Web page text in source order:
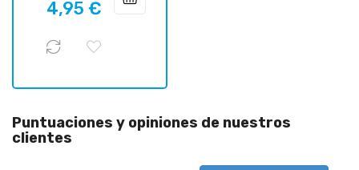
regular
4,95 €
Puntuaciones y opiniones de nuestros
clientes